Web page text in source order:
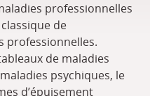
professionnelles
de
professionnelles.
de maladies
psychiques, le
d’épuisement